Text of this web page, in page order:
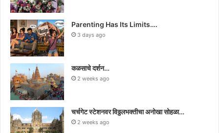
Parenting Has Its Limits….
3 days ago
कळसाचे दर्शन…
2 weeks ago
चर्चगेट स्टेशनवर विठ्ठलभक्तीचा अनोखा सोहळा…
2 weeks ago